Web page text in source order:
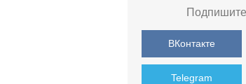
ВКонтакте
Telegram